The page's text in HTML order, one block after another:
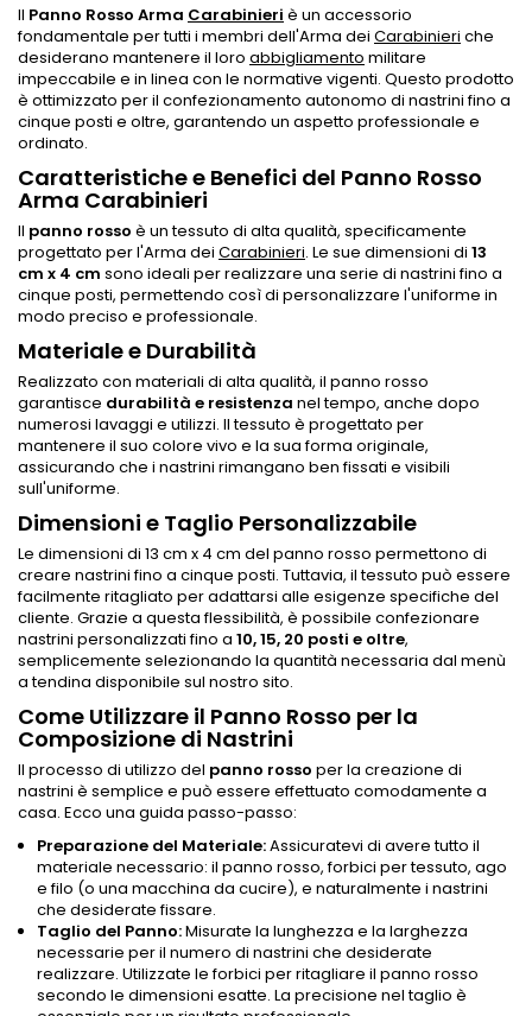
Il Panno Rosso Arma Carabinieri è un accessorio
fondamentale per tutti i membri dell'Arma dei Carabinieri che
desiderano mantenere il loro abbigliamento militare
impeccabile e in linea con le normative vigenti. Questo prodotto
è ottimizzato per il confezionamento autonomo di nastrini fino a
cinque posti e oltre, garantendo un aspetto professionale e
ordinato.
Caratteristiche e Benefici del Panno Rosso
Arma Carabinieri
Il panno rosso è un tessuto di alta qualità, specificamente
progettato per l'Arma dei Carabinieri. Le sue dimensioni di 13
cm x 4 cm sono ideali per realizzare una serie di nastrini fino a
cinque posti, permettendo così di personalizzare l'uniforme in
modo preciso e professionale.
Materiale e Durabilità
Realizzato con materiali di alta qualità, il panno rosso
garantisce durabilità e resistenza nel tempo, anche dopo
numerosi lavaggi e utilizzi. Il tessuto è progettato per
mantenere il suo colore vivo e la sua forma originale,
assicurando che i nastrini rimangano ben fissati e visibili
sull'uniforme.
Dimensioni e Taglio Personalizzabile
Le dimensioni di 13 cm x 4 cm del panno rosso permettono di
creare nastrini fino a cinque posti. Tuttavia, il tessuto può essere
facilmente ritagliato per adattarsi alle esigenze specifiche del
cliente. Grazie a questa flessibilità, è possibile confezionare
nastrini personalizzati fino a 10, 15, 20 posti e oltre,
semplicemente selezionando la quantità necessaria dal menù
a tendina disponibile sul nostro sito.
Come Utilizzare il Panno Rosso per la
Composizione di Nastrini
Il processo di utilizzo del panno rosso per la creazione di
nastrini è semplice e può essere effettuato comodamente a
casa. Ecco una guida passo-passo:
Preparazione del Materiale:Assicuratevi di avere tutto il
materiale necessario: il panno rosso, forbici per tessuto, ago
e filo (o una macchina da cucire), e naturalmente i nastrini
che desiderate fissare.
Taglio del Panno:Misurate la lunghezza e la larghezza
necessarie per il numero di nastrini che desiderate
realizzare. Utilizzate le forbici per ritagliare il panno rosso
secondo le dimensioni esatte. La precisione nel taglio è